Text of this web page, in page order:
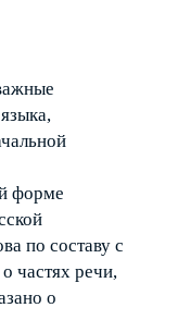
форме
по составу с
частях речи,
о